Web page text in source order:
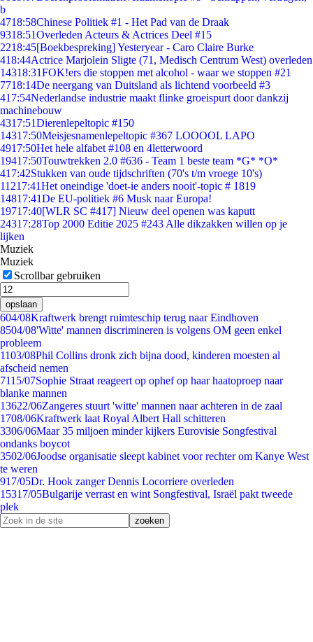
b
4718:58Chinese Politiek #1 - Het Pad van de Draak
9318:51Overleden Acteurs & Actrices Deel #15
2218:45[Boekbespreking] Yesteryear - Caro Claire Burke
418:44Actrice Marjolein Sligte (71, Medisch Centrum West) overleden
14318:31FOK!ers die stoppen met alcohol - waar we stoppen #21
7718:14De neergang van Duitsland als lichtend voorbeeld #3
417:54Nederlandse industrie maakt flinke groeispurt door dankzij
machinebouw
4317:51Dierenlepeltopic #150
14317:50Meisjesnamenlepeltopic #367 LOOOOL LAPO
4917:50Het hele alfabet #108 en 4letterwoord
19417:50Touwtrekken 2.0 #636 - Team 1 beste team *G* *O*
417:42Stukken van oude tijdschriften (70's t/m vroege 10's)
11217:41Het oneindige 'doet-ie anders nooit'-topic # 1819
14817:41De EU-politiek #6 Musk naar Europa!
19717:40[WLR SC #417] Nieuw deel openen was kaputt
24317:28Top 2000 Editie 2025 #243 Alle dikzakken willen op je
lijken
Muziek
Muziek
Scrollbar gebruiken
opslaan
604/08Kraftwerk brengt ruimteschip terug naar Eindhoven
8504/08'Witte' mannen discrimineren is volgens OM geen enkel
probleem
1103/08Phil Collins dronk zich bijna dood, kinderen moesten al
afscheid nemen
7115/07Sophie Straat reageert op ophef op haar haatoproep naar
blanke mannen
13622/06Zangeres stuurt 'witte' mannen naar achteren in de zaal
1708/06Kraftwerk laat Royal Albert Hall schitteren
3306/06Maar 35 miljoen minder kijkers Eurovisie Songfestival
ondanks boycot
3502/06Joodse organisatie sleept kabinet voor rechter om Kanye West
te weren
917/05Dr. Hook zanger Dennis Locorriere overleden
15317/05Bulgarije verrast en wint Songfestival, Israël pakt tweede
plek